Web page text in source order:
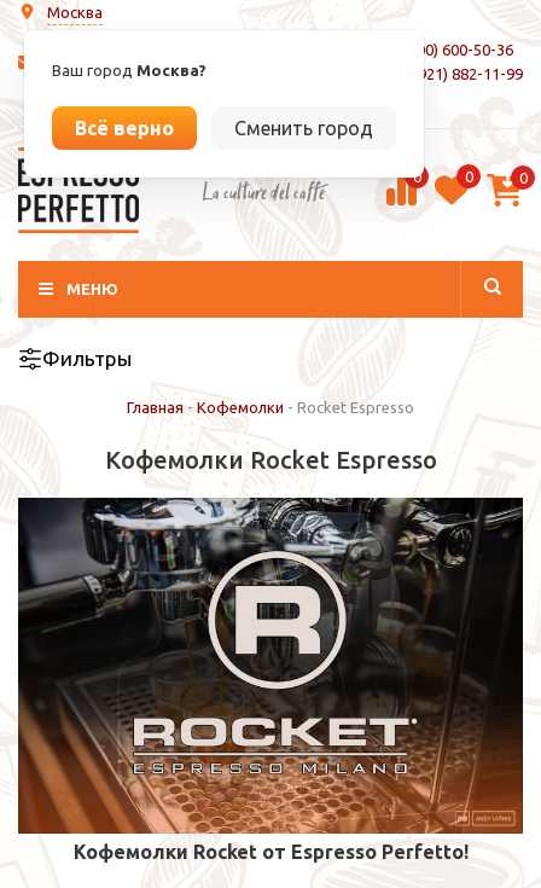
Москва
Ваш город Москва?
Всё верно Сменить город
info@espressoperfetto.ru
8 (800) 600-50-36
+7 (921) 882-11-99
La culture del caffé 0 0 0
МЕНЮ
Фильтры
Главная - Кофемолки - Rocket Espresso
Кофемолки Rocket Espresso
Кофемолки Rocket от Espresso Perfetto!